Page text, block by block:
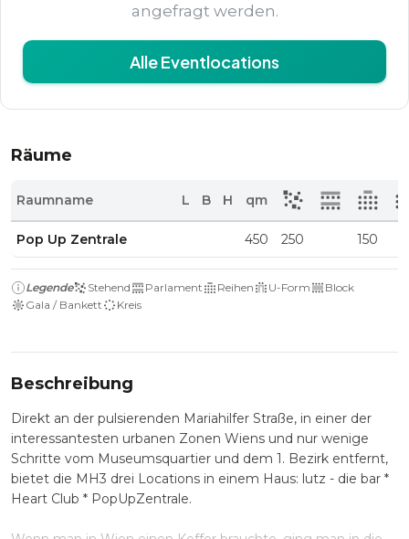
angefragt werden.
Alle Eventlocations
Räume
Raumname L B H qm
Pop Up Zentrale 450 250 150
Legende Stehend Parlament Reihen U-Form
Block
Gala / Bankett
Kreis
Beschreibung
Direkt an der pulsierenden Mariahilfer Straße, in einer der
interessantesten urbanen Zonen Wiens und nur wenige
Schritte vom Museumsquartier und dem 1. Bezirk entfernt,
bietet die MH3 drei Locations in einem Haus: lutz - die bar *
Heart Club * PopUpZentrale.